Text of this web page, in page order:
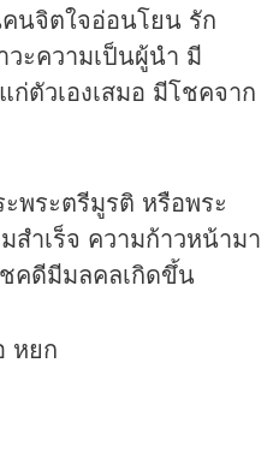
นจิตใจอ่อนโยน รัก
ะความเป็นผู้นำ มี
ตัวเองเสมอ มีโชคจาก
ะพระตรีมูรติ หรือพระ
ำเร็จ ความก้าวหน้ามา
คดีมีมลคลเกิดขึ้น
หยก